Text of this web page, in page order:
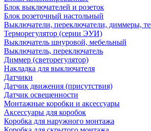
Блок выключателей и розеток
Блок розеточный настольный
Выключатели, переключатели, диммеры,
Терморегулятор (серии ЭУИ)
Выключатель шнуровой, мебельный
Выключатель, переключатель
Диммер (светорегулятор)
Накладка для выключателя
Датчики
Датчик движения (присутствия)
Датчик освещенности
Монтажные коробки и аксессуары
Аксессуары для коробок
Коробка для наружного монтажа